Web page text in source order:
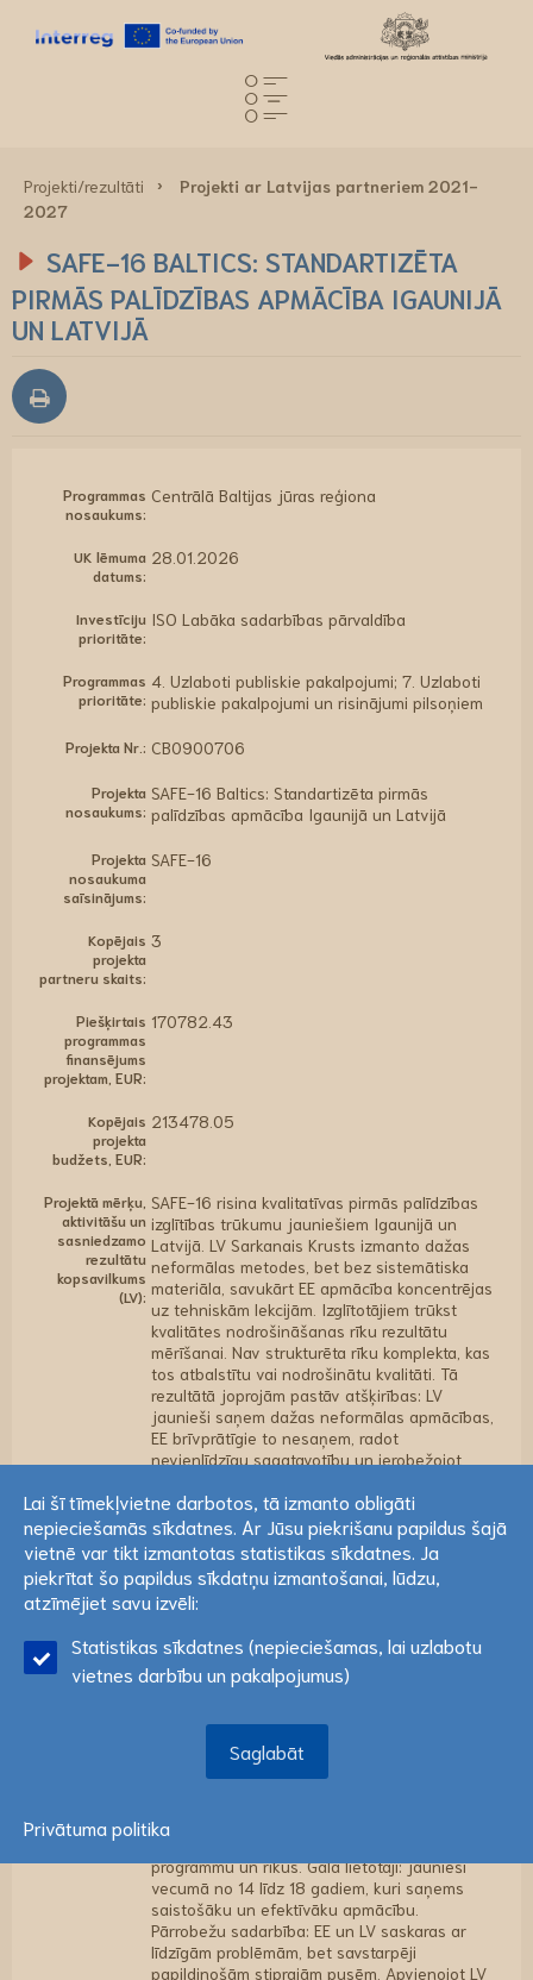
Lai šī tīmekļvietne darbotos, tā izmanto obligāti
nepieciešamās sīkdatnes. Ar Jūsu piekrišanu papildus šajā
vietnē var tikt izmantotas statistikas sīkdatnes. Ja
atzīmējiet savu izvēli:Lasīt vairāk
Saglabāt
Projekti/rezultāti
Projekti ar Latvijas partneriem 2021-
2027
SAFE-16 BALTICS: STANDARTIZĒTA
PIRMĀS PALĪDZĪBAS APMĀCĪBA IGAUNIJĀ
UN LATVIJĀ
Programmas
nosaukums:
Centrālā Baltijas jūras reģiona
UK lēmuma
datums:
28.01.2026
Investīciju
prioritāte:
ISO Labāka sadarbības pārvaldība
Programmas
prioritāte:
4. Uzlaboti publiskie pakalpojumi; 7. Uzlaboti
publiskie pakalpojumi un risinājumi pilsoņiem
Projekta Nr.: CB0900706
Projekta
nosaukums:
SAFE-16 Baltics: Standartizēta pirmās
palīdzības apmācība Igaunijā un Latvijā
Projekta
nosaukuma
saīsinājums:
SAFE-16
Kopējais
projekta
partneru skaits:
3
Piešķirtais
programmas
finansējums
projektam, EUR:
170782.43
Kopējais
projekta
budžets, EUR:
213478.05
Projektā mērķu,
aktivitāšu un
sasniedzamo
rezultātu
kopsavilkums
(LV):
SAFE-16 risina kvalitatīvas pirmās palīdzības
izglītības trūkumu jauniešiem Igaunijā un
Latvijā. LV Sarkanais Krusts izmanto dažas
neformālas metodes, bet bez sistemātiska
materiāla, savukārt EE apmācība koncentrējas
uz tehniskām lekcijām. Izglītotājiem trūkst
kvalitātes nodrošināšanas rīku rezultātu
mērīšanai. Nav strukturēta rīku komplekta, kas
tos atbalstītu vai nodrošinātu kvalitāti. Tā
rezultātā joprojām pastāv atšķirības: LV
jaunieši saņem dažas neformālas apmācības,
EE brīvprātīgie to nesaņem, radot
nevienlīdzīgu sagatavotību un ierobežojot
metodes, kas pierādītas, ka uzlabo noturību
un pārliecību, netiek sistemātiski piemērotas.
Mērķis: uzlabot jauniešu pirmās palīdzības
izglītības kvalitāti un salīdzināmību. Galvenie
sasniedzamie rezultāti: -16 stundu
metodoloģija rīku komplektā, tulkota EE, LV, RU,
metodēm; -Kvalitātes nodrošināšanas rīki
(testi, kontrolsaraksti, rubrikas); -Pilotprojekts
ar >150 jauniešiem 6 sesijās (3 katrā valstī),
pārrobežu pasniedzēju tīkla izveide. Saņēmēji:
pirmās palīdzības pasniedzēji no
jomā, tostarp Sarkanā Krusta un glābšanas
programmu un rīkus. Gala lietotāji: jaunieši
vecumā no 14 līdz 18 gadiem, kuri saņems
saistošāku un efektīvāku apmācību.
Pārrobežu sadarbība: EE un LV saskaras ar
līdzīgām problēmām, bet savstarpēji
papildinošām stiprajām pusēm. Apvienojot LV
Lai šī tīmekļvietne darbotos, tā izmanto obligāti
nepieciešamās sīkdatnes. Ar Jūsu piekrišanu papildus šajā
vietnē var tikt izmantotas statistikas sīkdatnes. Ja
piekrītat šo papildus sīkdatņu izmantošanai, lūdzu,
atzīmējiet savu izvēli:
Statistikas sīkdatnes (nepieciešamas, lai uzlabotu
vietnes darbību un pakalpojumus)
Saglabāt
Privātuma politika